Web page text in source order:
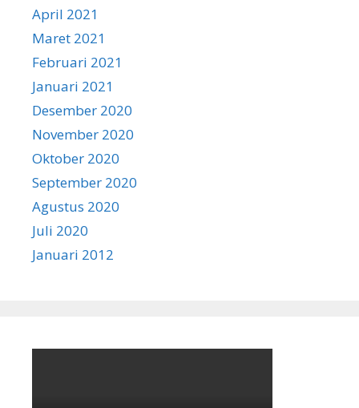
April 2021
Maret 2021
Februari 2021
Januari 2021
Desember 2020
November 2020
Oktober 2020
September 2020
Agustus 2020
Juli 2020
Januari 2012